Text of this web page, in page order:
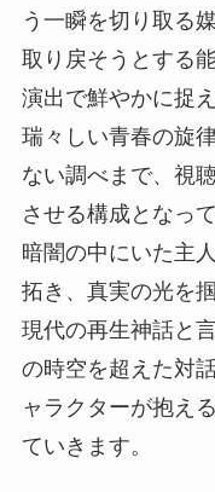
う一瞬を切り取る
取り戻そうとする
演出で鮮やかに捉
瑞々しい青春の旋
ない調べまで、視
させる構成となっ
暗闇の中にいた主
拓き、真実の光を
現代の再生神話と
の時空を超えた対
ャラクターが抱え
ていきます。